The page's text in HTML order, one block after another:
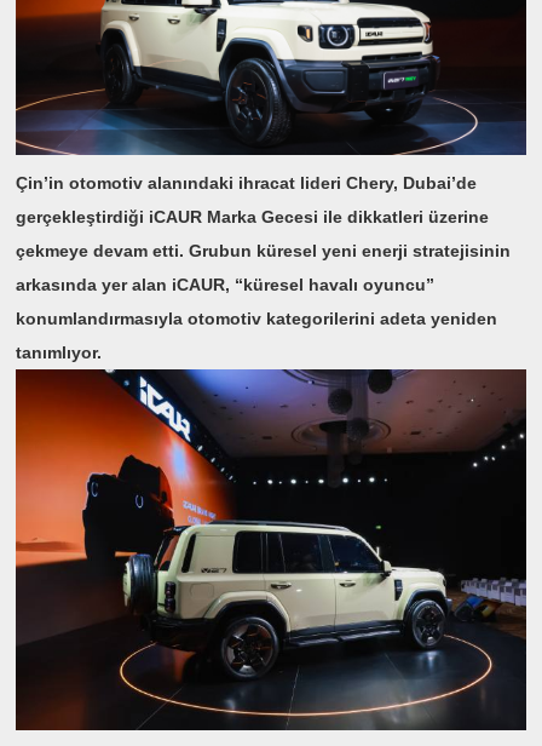
Çin’in otomotiv alanındaki ihracat lideri Chery, Dubai’de
gerçekleştirdiği iCAUR Marka Gecesi ile dikkatleri üzerine
çekmeye devam etti. Grubun küresel yeni enerji stratejisinin
arkasında yer alan iCAUR, “küresel havalı oyuncu”
konumlandırmasıyla otomotiv kategorilerini adeta yeniden
tanımlıyor.